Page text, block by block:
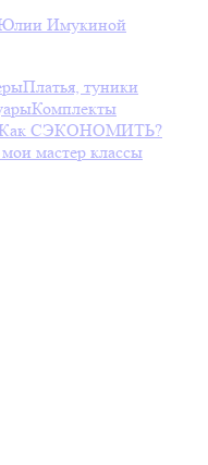
Юлии Имукиной
Платья, туники
Комплекты
СЭКОНОМИТЬ?
мастер классы